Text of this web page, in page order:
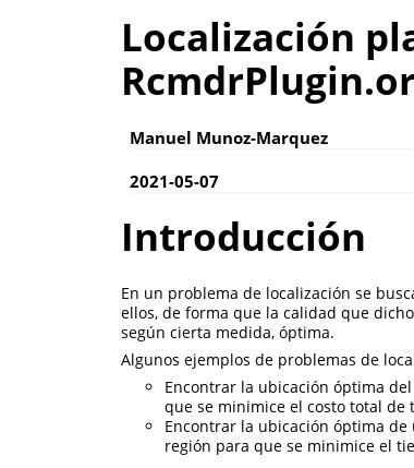
Localización
Manuel Munoz-Marquez
2021-05-07
Introducción
En un problema de localización se
ellos, de forma que la calidad que
según cierta medida, óptima.
Algunos ejemplos de problemas de
Encontrar la ubicación óptima
que se minimice el costo total de
Encontrar la ubicación óptima
región para que se minimice el